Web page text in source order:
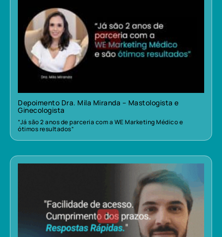
Depoimento Dra. Mila Miranda – Mastologista e
Ginecologista
“Já são 2 anos de parceria com a WE Marketing Médico e
ótimos resultados”